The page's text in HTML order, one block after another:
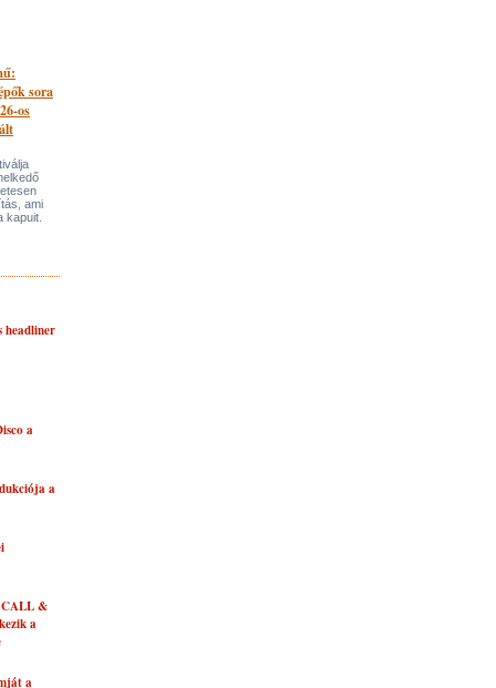
sora
os
ami
kapuit.
headliner
a
a
CALL &
a
a